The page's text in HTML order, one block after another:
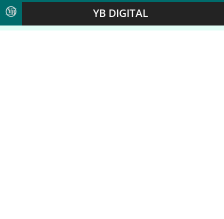
YB DIGITAL